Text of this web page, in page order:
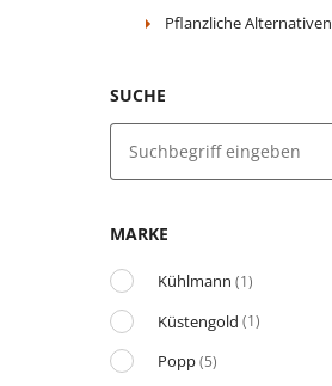
Pflanzliche Alternativen
SUCHE
MARKE
Kühlmann (1)
Küstengold (1)
Popp(5)